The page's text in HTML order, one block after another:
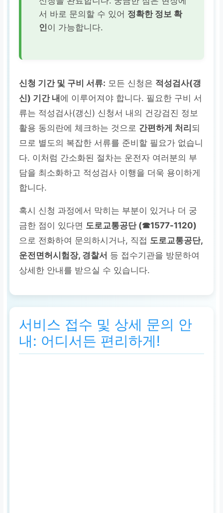
서 바로 문의할 수 있어 정확한 정보 확
인이 가능합니다.
신청 기간 및 구비 서류: 모든 신청은 적성검사(갱
신) 기간 내에 이루어져야 합니다. 필요한 구비 서
류는 적성검사(갱신) 신청서 내의 건강검진 정보
활용 동의란에 체크하는 것으로 간편하게 처리되
므로 별도의 복잡한 서류를 준비할 필요가 없습니
다. 이처럼 간소화된 절차는 운전자 여러분의 부
담을 최소화하고 적성검사 이행을 더욱 용이하게
합니다.
혹시 신청 과정에서 막히는 부분이 있거나 더 궁
금한 점이 있다면 도로교통공단 (☎1577-1120)
으로 전화하여 문의하시거나, 직접 도로교통공단,
운전면허시험장, 경찰서 등 접수기관을 방문하여
상세한 안내를 받으실 수 있습니다.
서비스 접수 및 상세 문의 안
내: 어디서든 편리하게!